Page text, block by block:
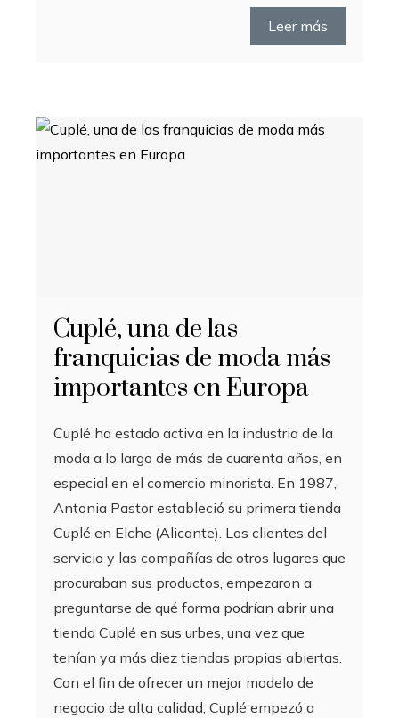
Leer más
Cuplé, una de las
franquicias de moda más
importantes en Europa
Cuplé ha estado activa en la industria de la
moda a lo largo de más de cuarenta años, en
especial en el comercio minorista. En 1987,
Antonia Pastor estableció su primera tienda
Cuplé en Elche (Alicante). Los clientes del
servicio y las compañías de otros lugares que
procuraban sus productos, empezaron a
preguntarse de qué forma podrían abrir una
tienda Cuplé en sus urbes, una vez que
tenían ya más diez tiendas propias abiertas.
Con el fin de ofrecer un mejor modelo de
negocio de alta calidad, Cuplé empezó a